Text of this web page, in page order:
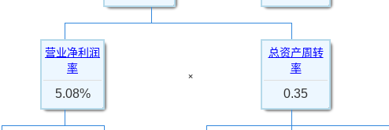
营业净利润
率
5.08%
×
总资产周转
率
0.35